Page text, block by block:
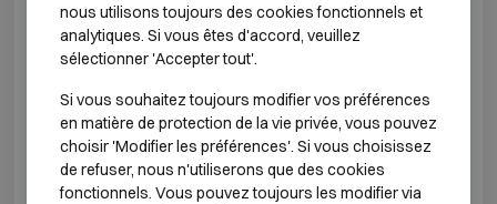
E2 320 H962 L618 P580
E2 340 H1662 L618 P580
E2 350 H1912 L618 P580
nous utilisons toujours des cookies fonctionnels et
analytiques. Si vous êtes d'accord, veuillez
sélectionner 'Accepter tout'.
Si vous souhaitez toujours modifier vos préférences
en matière de protection de la vie privée, vous pouvez
choisir 'Modifier les préférences'. Si vous choisissez
de refuser, nous n'utiliserons que des cookies
fonctionnels. Vous pouvez toujours les modifier via